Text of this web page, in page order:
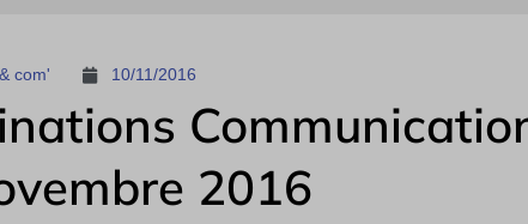
com' 10/11/2016
2016